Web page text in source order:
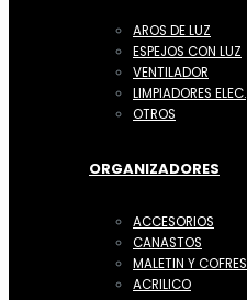
AROS DE LUZ
ESPEJOS CON LUZ
VENTILADOR
LIMPIADORES ELEC.
OTROS
ORGANIZADORES
ACCESORIOS
CANASTOS
MALETIN Y COFRES
ACRILICO